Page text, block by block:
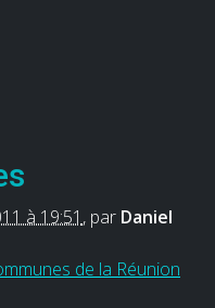
à 19:51 , par Daniel
de la Réunion